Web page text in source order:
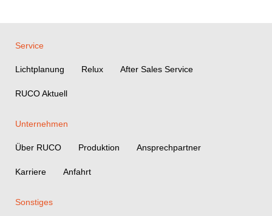
Service
Lichtplanung Relux After Sales Service
RUCO Aktuell
Unternehmen
Über RUCO Produktion Ansprechpartner
Karriere Anfahrt
Sonstiges